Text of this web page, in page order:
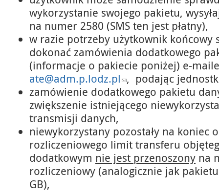
wykorzystanie swojego pakietu,
na numer 2580 (SMS ten jest płatny),
w razie potrzeby użytkownik końcowy
dokonać zamówienia dodatkowego
(informacje o pakiecie poniżej) e-
ate@adm.p.lodz.pl , podając
zamówienie dodatkowego pakietu
zwiększenie istniejącego
transmisji danych,
niewykorzystany pozostały na koniec
rozliczeniowego limit transferu
dodatkowym nie jest przenoszony na
rozliczeniowy (analogicznie jak
GB),